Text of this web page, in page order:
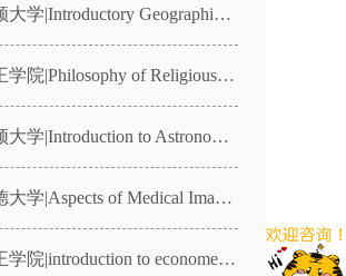
南安普顿大学|Introductory Geographic Information Systems|GEOG2010课程辅导
伦敦国王学院|Philosophy of Religious Life|6AAT3603课程辅导
南安普顿大学|Introduction to Astronomy and Space Science|PHYS1005 课程辅导
谢菲尔德大学|Aspects of Medical Imaging and Technology|MPY205课程辅导
伦敦国王学院|introduction to econometrics|5SSMN932课程辅导